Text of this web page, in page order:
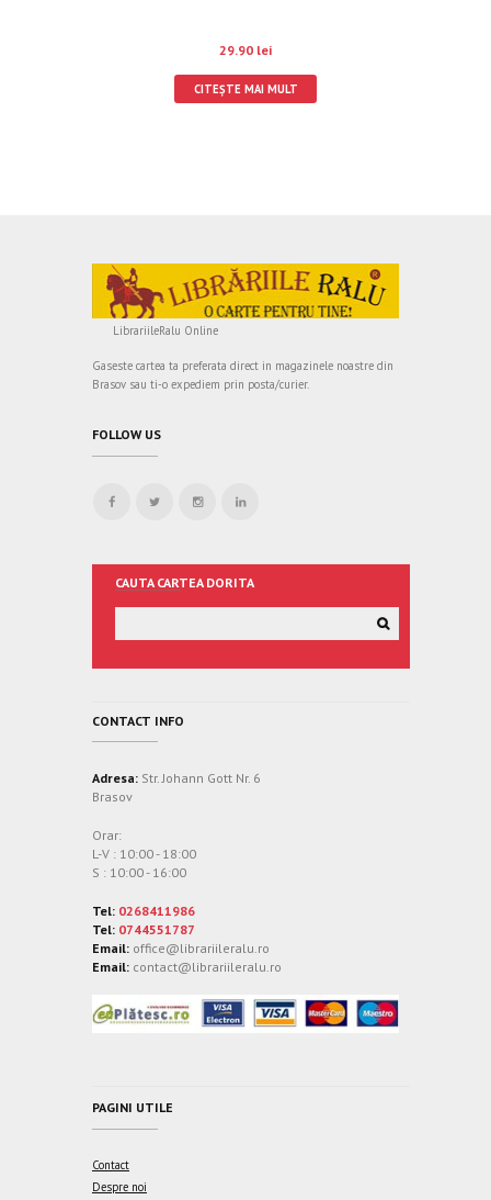
29.90 lei
CITEȘTE MAI MULT
LibrariileRalu Online
Gaseste cartea ta preferata direct in magazinele noastre din
Brasov sau ti-o expediem prin posta/curier.
FOLLOW US
CAUTA CARTEA DORITA
CONTACT INFO
Adresa: Str. Johann Gott Nr. 6
Brasov
Orar:
L-V : 10:00 - 18:00
S : 10:00 - 16:00
Tel: 0268411986
Tel: 0744551787
Email: office@librariileralu.ro
Email: contact@librariileralu.ro
PAGINI UTILE
Contact
Despre noi